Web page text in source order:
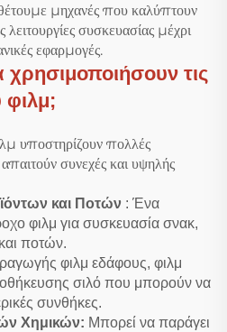
μηχανές που καλύπτουν
συσκευασίας μέχρι
εφαρμογές.
τις
υποστηρίζουν πολλές
συνεχές και υψηλής
και Ποτών : Ένα
φιλμ για συσκευασία σνακ,
ποτών.
φιλμ εδάφους, φιλμ
σιλό που μπορούν να
συνθήκες.
Χημικών: Μπορεί να παράγει